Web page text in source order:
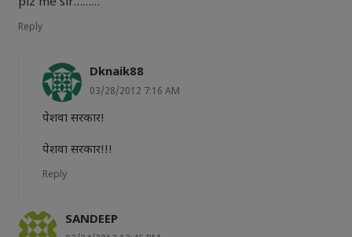
Reply
Dknaik88
03/28/2012 7:16 AM
पेशवा सरकार!
पेशवा सरकार!!!
Reply
SANDEEP